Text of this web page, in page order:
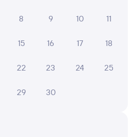
8 9 10 11
15 16 17 18
22 23 24 25
29 30